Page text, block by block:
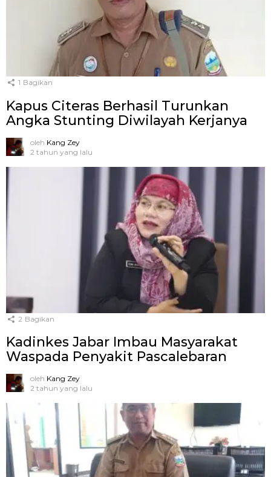
1 Bagikan
Kapus Citeras Berhasil Turunkan
Angka Stunting Diwilayah Kerjanya
oleh Kang Zey
2 tahun yang lalu
2 Bagikan
Kadinkes Jabar Imbau Masyarakat
Waspada Penyakit Pascalebaran
oleh Kang Zey
2 tahun yang lalu